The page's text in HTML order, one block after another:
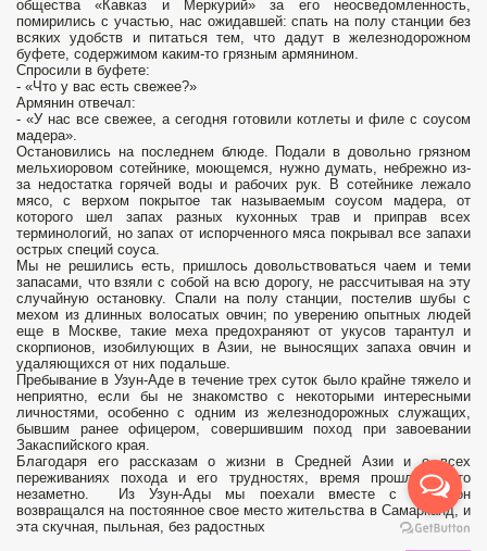
общества «Кавказ и Меркурий» за его неосведомленность,
помирились с участью, нас ожидавшей: спать на полу станции без
всяких удобств и питаться тем, что дадут в железнодорожном
буфете, содержимом каким-то грязным армянином.
Спросили в буфете:
- «Что у вас есть свежее?»
Армянин отвечал:
- «У нас все свежее, а сегодня готовили котлеты и филе с соусом
мадера».
Остановились на последнем блюде. Подали в довольно грязном
мельхиоровом сотейнике, моющемся, нужно думать, небрежно из-
за недостатка горячей воды и рабочих рук. В сотейнике лежало
мясо, с верхом покрытое так называемым соусом мадера, от
которого шел запах разных кухонных трав и приправ всех
терминологий, но запах от испорченного мяса покрывал все запахи
острых специй соуса.
Мы не решились есть, пришлось довольствоваться чаем и теми
запасами, что взяли с собой на всю дорогу, не рассчитывая на эту
случайную остановку. Спали на полу станции, постелив шубы с
мехом из длинных волосатых овчин; по уверению опытных людей
еще в Москве, такие меха предохраняют от укусов тарантул и
скорпионов, изобилующих в Азии, не выносящих запаха овчин и
удаляющихся от них подальше.
Пребывание в Узун-Аде в течение трех суток было крайне тяжело и
неприятно, если бы не знакомство с некоторыми интересными
личностями, особенно с одним из железнодорожных служащих,
бывшим ранее офицером, совершившим поход при завоевании
Закаспийского края.
Благодаря его рассказам о жизни в Средней Азии и о всех
переживаниях похода и его трудностях, время прошло как-то
незаметно. Из Узун-Ады мы поехали вместе с ним; он
возвращался на постоянное свое место жительства в Самарканд, и
эта скучная, пыльная, без радостных